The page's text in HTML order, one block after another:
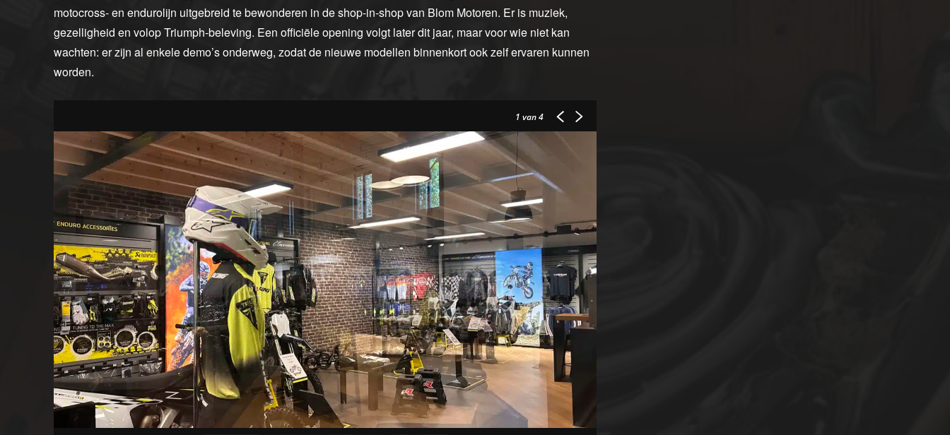
motocross- en endurolijn uitgebreid te bewonderen in de shop-in-shop van Blom Motoren. Er is muziek,
gezelligheid en volop Triumph-beleving. Een officiële opening volgt later dit jaar, maar voor wie niet kan
wachten: er zijn al enkele demo’s onderweg, zodat de nieuwe modellen binnenkort ook zelf ervaren kunnen
worden.
1 van 4